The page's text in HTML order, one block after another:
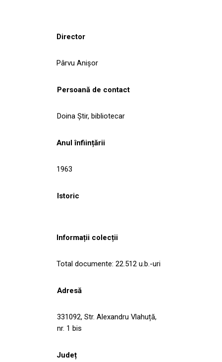
Director
Pârvu Anișor
Persoană de contact
Doina Știr, bibliotecar
Anul înființării
1963
Istoric
Informații colecții
Total documente: 22.512 u.b.-uri
Adresă
331092, Str. Alexandru Vlahuță,
nr. 1 bis
Județ